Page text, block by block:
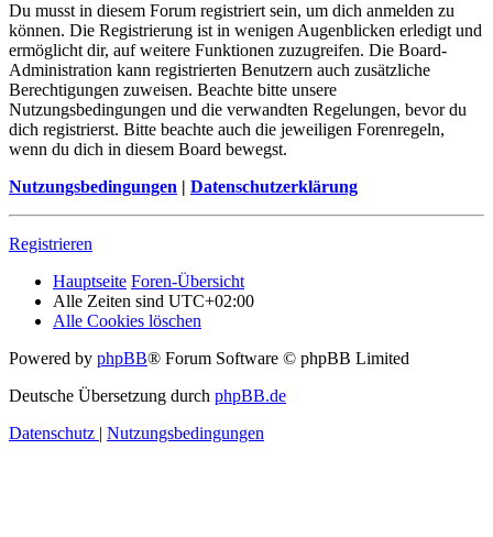
Du musst in diesem Forum registriert sein, um dich anmelden zu
können. Die Registrierung ist in wenigen Augenblicken erledigt und
ermöglicht dir, auf weitere Funktionen zuzugreifen. Die Board-
Administration kann registrierten Benutzern auch zusätzliche
Berechtigungen zuweisen. Beachte bitte unsere
Nutzungsbedingungen und die verwandten Regelungen, bevor du
dich registrierst. Bitte beachte auch die jeweiligen Forenregeln,
wenn du dich in diesem Board bewegst.
Nutzungsbedingungen | Datenschutzerklärung
Registrieren
Hauptseite Foren-Übersicht
Alle Zeiten sind UTC+02:00
Alle Cookies löschen
Powered by phpBB® Forum Software © phpBB Limited
Deutsche Übersetzung durch phpBB.de
Datenschutz | Nutzungsbedingungen